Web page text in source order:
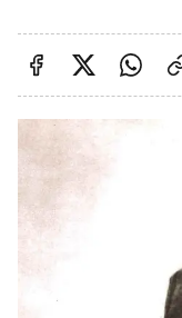
Auf Auf